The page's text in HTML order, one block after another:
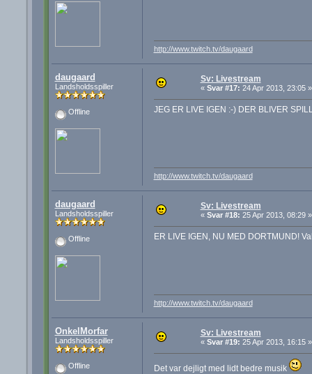
http://www.twitch.tv/daugaard
daugaard
Landsholdsspiller
Offline
Sv: Livestream
« Svar #17: 24 Apr 2013, 23:05 »
JEG ER LIVE IGEN :-) DER BLIVER
http://www.twitch.tv/daugaard
daugaard
Landsholdsspiller
Offline
Sv: Livestream
« Svar #18: 25 Apr 2013, 08:29 »
ER LIVE IGEN, NU MED DORTMUND!
http://www.twitch.tv/daugaard
OnkelMorfar
Landsholdsspiller
Offline
Sv: Livestream
« Svar #19: 25 Apr 2013, 16:15 »
Det var dejligt med lidt bedre musik